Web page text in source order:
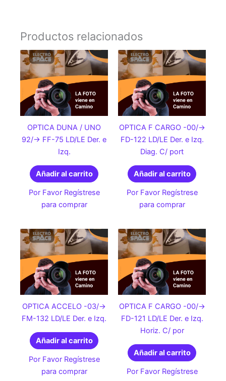
Productos relacionados
OPTICA DUNA / UNO
92/-> FF-75 LD/LE Der. e
Izq.
Añadir al carrito
Por Favor Regístrese
para comprar
OPTICA F CARGO -00/->
FD-122 LD/LE Der. e Izq.
Diag. C/ port
Añadir al carrito
Por Favor Regístrese
para comprar
OPTICA ACCELO -03/->
FM-132 LD/LE Der. e Izq.
Añadir al carrito
Por Favor Regístrese
para comprar
OPTICA F CARGO -00/->
FD-121 LD/LE Der. e Izq.
Horiz. C/ por
Añadir al carrito
Por Favor Regístrese